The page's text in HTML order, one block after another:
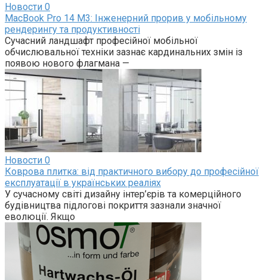
Новости 0
MacBook Pro 14 M3: Інженерний прорив у мобільному
рендерингу та продуктивності
Сучасний ландшафт професійної мобільної
обчислювальної техніки зазнає кардинальних змін із
появою нового флагмана —
Новости 0
Коврова плитка: від практичного вибору до професійної
експлуатації в українських реаліях
У сучасному світі дизайну інтер’єрів та комерційного
будівництва підлогові покриття зазнали значної
еволюції. Якщо